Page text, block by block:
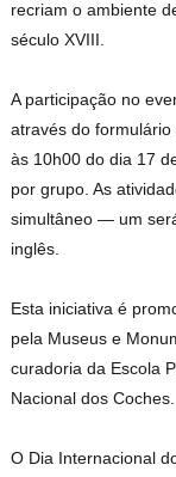
recriam o ambiente
século XVIII.
A participação no
através do
às 10h00 do dia 17
por grupo. As
simultâneo — um
inglês.
Esta iniciativa é
pela Museus e
curadoria da Escola
Nacional dos Coches.
O Dia Internacional